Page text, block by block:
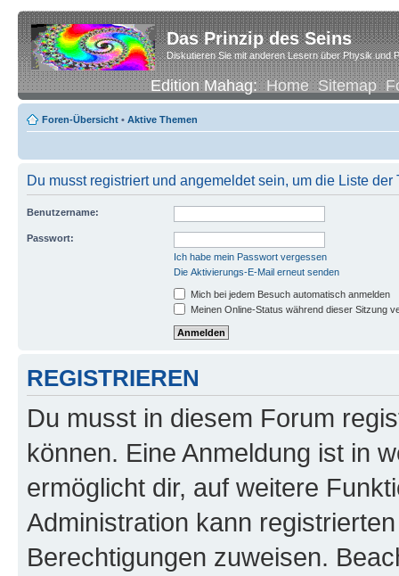
Das Prinzip des Seins
Diskutieren Sie mit anderen Lesern über Physik und
Edition Mahag:Home Sitemap
Foren-Übersicht • Aktive Themen
Du musst registriert und angemeldet sein, um die Liste
Benutzername:
Passwort:
Ich habe mein Passwort vergessen
Die Aktivierungs-E-Mail erneut senden
Mich bei jedem Besuch automatisch anmelden
Meinen Online-Status während dieser Sitzung
REGISTRIEREN
Du musst in diesem Forum
können. Eine Anmeldung ist in
ermöglicht dir, auf weitere
Administration kann
Berechtigungen zuweisen.